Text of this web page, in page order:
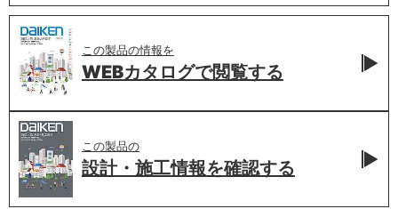
この製品の情報を
WEBカタログで閲覧する
この製品の
設計・施工情報を確認する